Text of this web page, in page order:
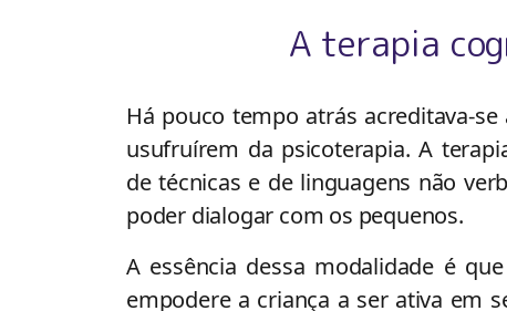
A terapia
Há pouco tempo atrás acreditava-
usufruírem da psicoterapia. A
de técnicas e de linguagens não
poder dialogar com os pequenos.
A essência dessa modalidade é
empodere a criança a ser ativa em